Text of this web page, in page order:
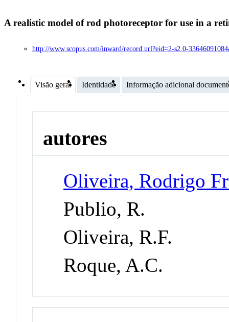
A realistic model of rod photoreceptor for use in a
http://www.scopus.com/inward/record.url?eid=2-s2.0-
Visão geral Identidade Informação adicional
autores
Oliveira, Rodrigo
Publio, R.
Oliveira, R.F.
Roque, A.C.